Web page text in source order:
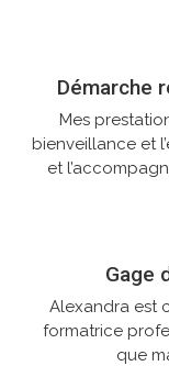
Démarche
Mes
bienveillance et
et
Gage
Alexandra est
formatrice
que